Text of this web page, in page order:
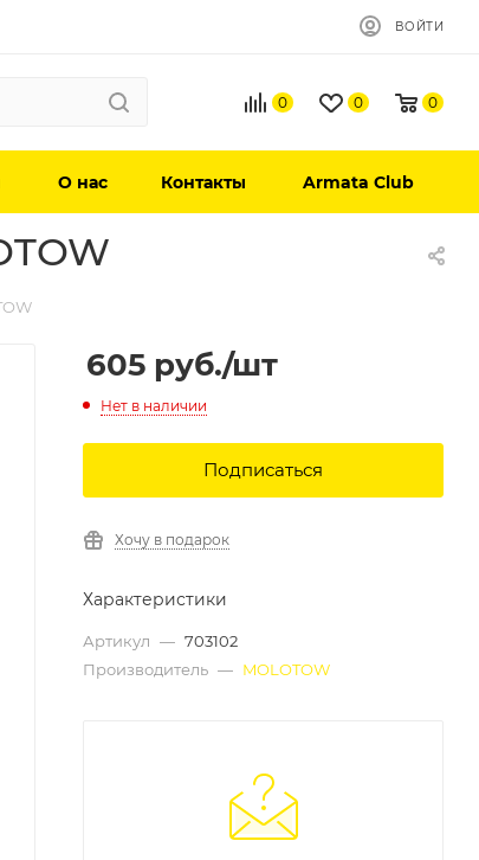
ВОЙТИ
0 0 0
О нас Контакты Armata Club
605 руб./шт
Нет в наличии
Подписаться
Хочу в подарок
Характеристики
Артикул — 703102
Производитель — MOLOTOW